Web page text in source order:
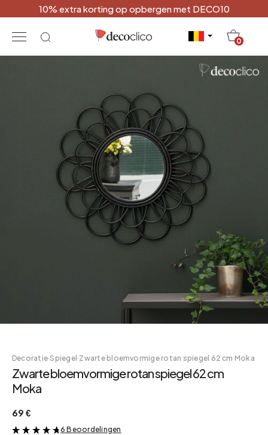
10% extra korting op opbergen met DECO10
0
Decoratie·Spiegel ·Zwarte bloemvormige rotan spiegel 62 cm Moka
Zwarte bloemvormige rotan spiegel 62 cm
Moka
69 €
&
6 Beoordelingen